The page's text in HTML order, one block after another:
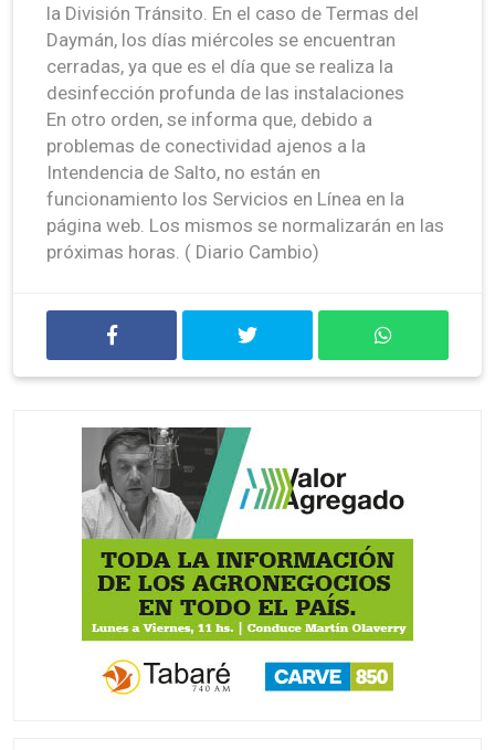
la División Tránsito. En el caso de Termas del
Daymán, los días miércoles se encuentran
cerradas, ya que es el día que se realiza la
desinfección profunda de las instalaciones
En otro orden, se informa que, debido a
problemas de conectividad ajenos a la
Intendencia de Salto, no están en
funcionamiento los Servicios en Línea en la
página web. Los mismos se normalizarán en las
próximas horas. ( Diario Cambio)